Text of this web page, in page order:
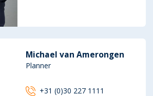
Michael van Amerongen
Planner
+31 (0)30 227 1111